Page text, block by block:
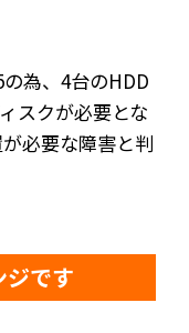
為、4台のHDD
スクが必要とな
必要な障害と判
です